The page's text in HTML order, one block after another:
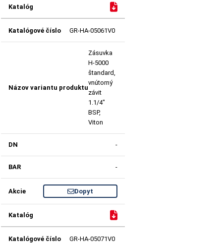
GR-HA-05061V0
Zásuvka
H-5000
štandard,
vnútorný
závit
1.1/4"
BSP,
Viton
-
-
Dopyt
GR-HA-05071V0